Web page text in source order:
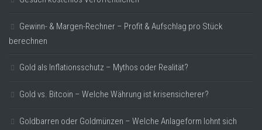
Gewinn- & Margen-Rechner – Profit & Aufschlag pro Stück
berechnen
Gold als Inflationsschutz – Mythos oder Realität?
Gold vs. Bitcoin – Welche Währung ist krisensicherer?
Goldbarren oder Goldmünzen – Welche Anlageform lohnt sich